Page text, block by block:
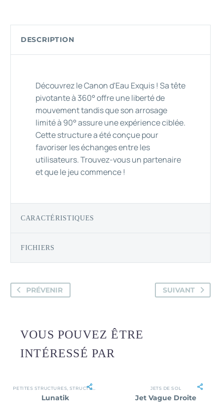
DESCRIPTION
Découvrez le Canon d'Eau Exquis ! Sa tête
pivotante à 360° offre une liberté de
mouvement tandis que son arrosage
limité à 90° assure une expérience ciblée.
Cette structure a été conçue pour
favoriser les échanges entre les
utilisateurs. Trouvez-vous un partenaire
et que le jeu commence !
CARACTÉRISTIQUES
FICHIERS
PRÉVENIR SUIVANT
VOUS POUVEZ ÊTRE
INTÉRESSÉ PAR
PETITES STRUCTURES ,STRUCTURES
Lunatik
JETS DE SOL
Jet Vague Droite